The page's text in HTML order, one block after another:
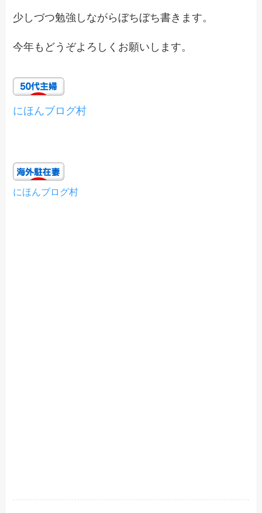
少しづつ勉強しながらぼちぼち書きます。
今年もどうぞよろしくお願いします。
にほんブログ村
にほんブログ村